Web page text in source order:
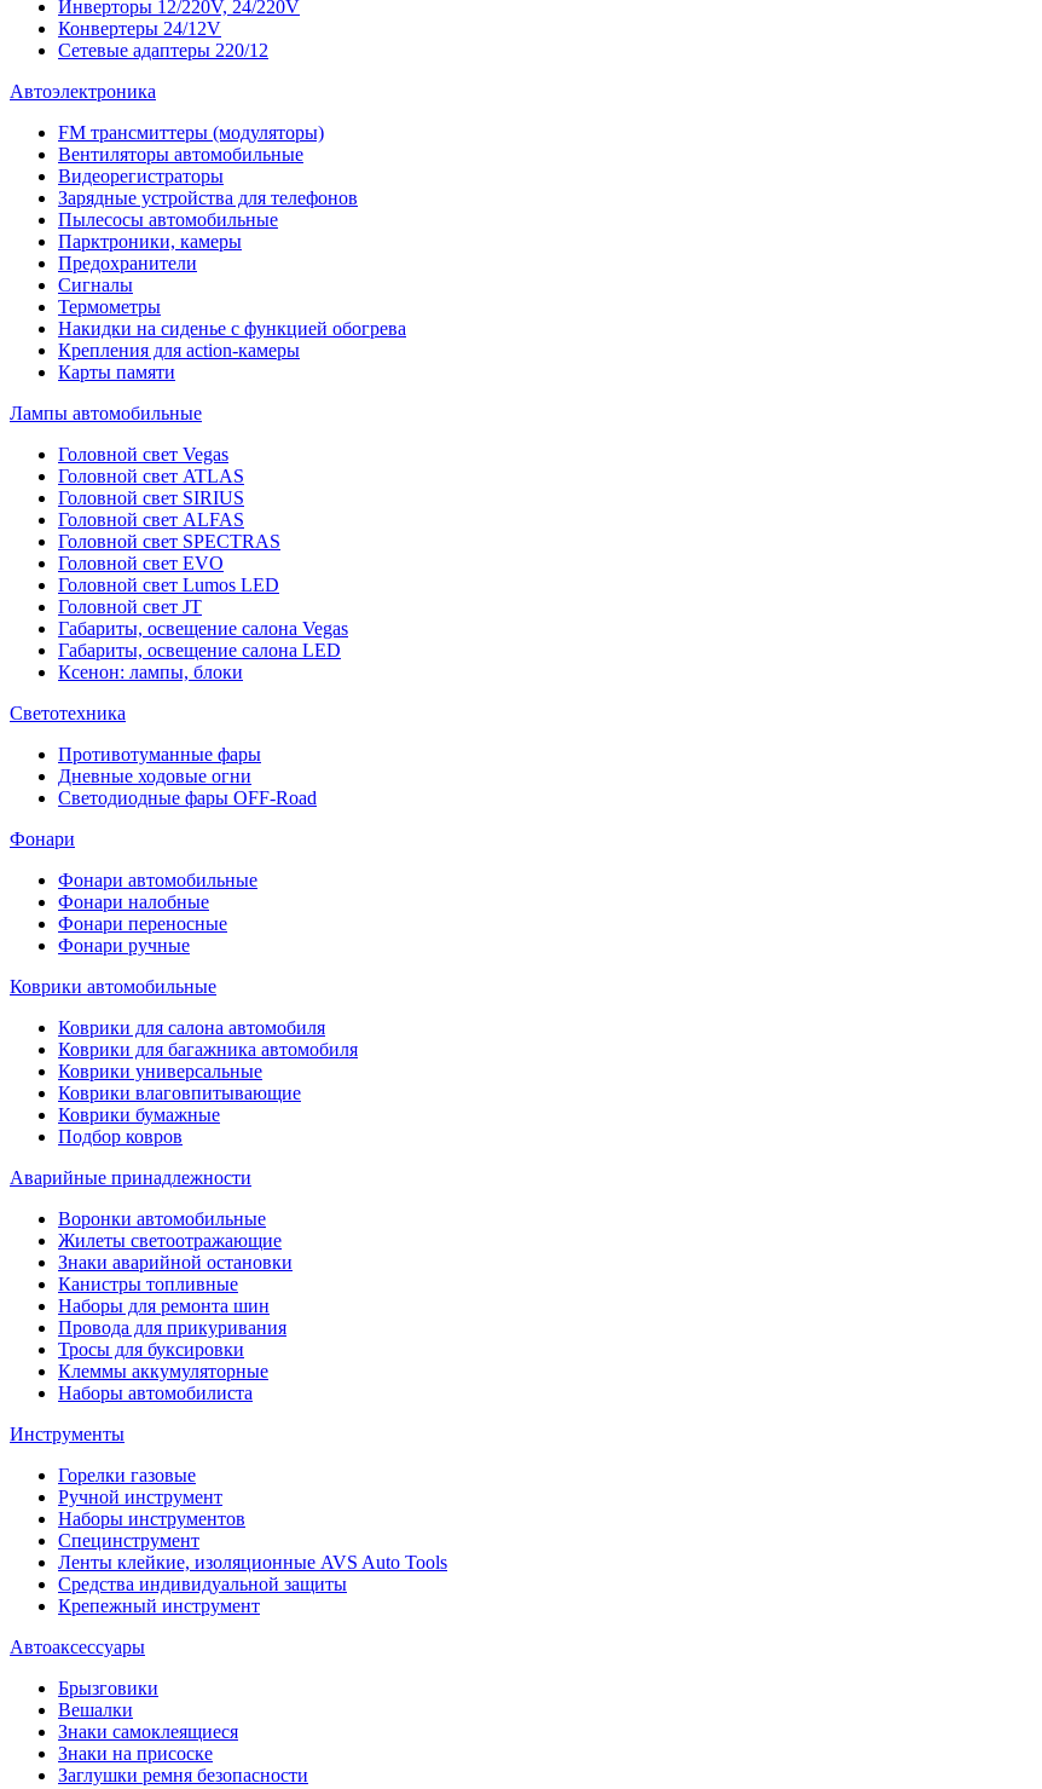
Инверторы 12/220V, 24/220V
Конвертеры 24/12V
Сетевые адаптеры 220/12
Автоэлектроника
FM трансмиттеры (модуляторы)
Вентиляторы автомобильные
Видеорегистраторы
Зарядные устройства для телефонов
Пылесосы автомобильные
Парктроники, камеры
Предохранители
Сигналы
Термометры
Накидки на сиденье с функцией обогрева
Крепления для action-камеры
Карты памяти
Лампы автомобильные
Головной свет Vegas
Головной свет ATLAS
Головной свет SIRIUS
Головной свет ALFAS
Головной свет SPECTRAS
Головной свет EVO
Головной свет Lumos LED
Головной свет JT
Габариты, освещение салона Vegas
Габариты, освещение салона LED
Ксенон: лампы, блоки
Светотехника
Противотуманные фары
Дневные ходовые огни
Светодиодные фары OFF-Road
Фонари
Фонари автомобильные
Фонари налобные
Фонари переносные
Фонари ручные
Коврики автомобильные
Коврики для салона автомобиля
Коврики для багажника автомобиля
Коврики универсальные
Коврики влаговпитывающие
Коврики бумажные
Подбор ковров
Аварийные принадлежности
Воронки автомобильные
Жилеты светоотражающие
Знаки аварийной остановки
Канистры топливные
Наборы для ремонта шин
Провода для прикуривания
Тросы для буксировки
Клеммы аккумуляторные
Наборы автомобилиста
Инструменты
Горелки газовые
Ручной инструмент
Наборы инструментов
Специнструмент
Ленты клейкие, изоляционные AVS Auto Tools
Средства индивидуальной защиты
Крепежный инструмент
Автоаксессуары
Брызговики
Вешалки
Знаки самоклеящиеся
Знаки на присоске
Заглушки ремня безопасности